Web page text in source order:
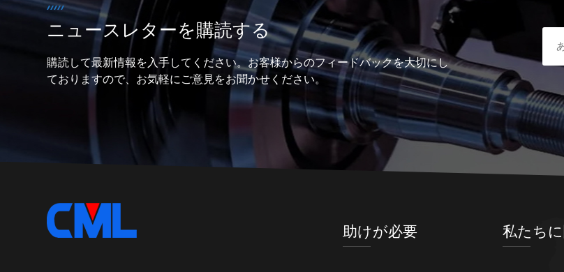
ニュースレターを購読する
購読して最新情報を入手してください。お客様からのフィードバックを大切にし
ておりますので、お気軽にご意見をお聞かせください。
助けが必要 私たち